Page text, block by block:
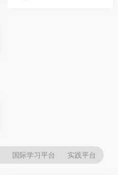
国际学习平台 实践平台